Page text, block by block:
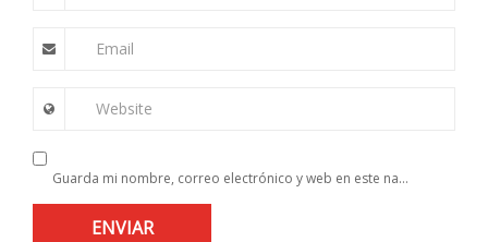
Email
Website
Guarda mi nombre, correo electrónico y web en este navegador para la próxima vez que comente.